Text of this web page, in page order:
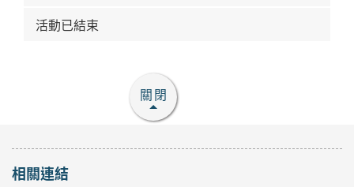
活動已結束
關閉
相關連結